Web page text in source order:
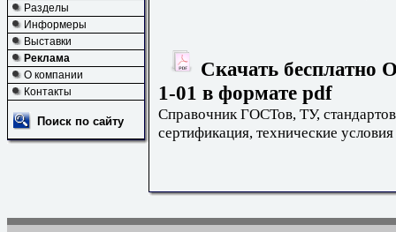
Разделы
Информеры
Выставки
Реклама
О компании
Контакты
Поиск по сайту
Скачать бесплатно
1-01 в формате pdf
Справочник ГОСТов, ТУ,
сертификация, технические условия